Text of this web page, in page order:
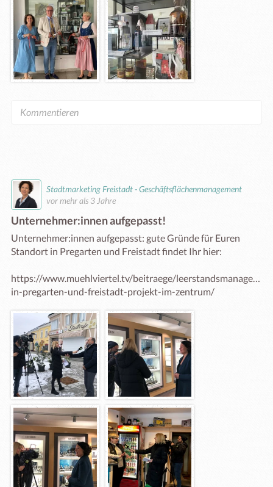
Stadtmarketing Freistadt - Geschäftsflächenmanagement
vor mehr als 3 Jahre
Unternehmer:innen aufgepasst!
Unternehmer:innen aufgepasst: gute Gründe für Euren
Standort in Pregarten und Freistadt findet Ihr hier:
https://www.muehlviertel.tv/beitraege/
in-pregarten-und-freistadt-projekt-im-zentrum/